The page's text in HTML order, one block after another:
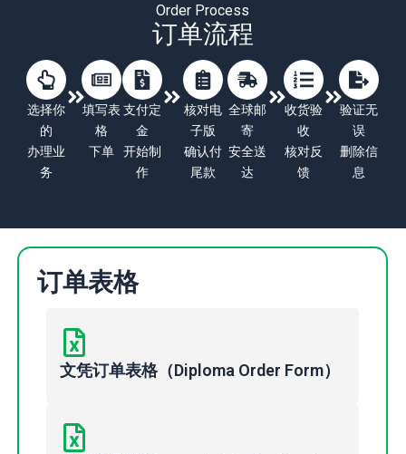
Order Process
订单流程
选择你
的
办理业
务
填写表
格
下单
支付定
金
开始制
作
核对电
子版
确认付
尾款
全球邮
寄
安全送
达
收货验
收
核对反
馈
验证无
误
删除信
息
订单表格
文凭订单表格（Diploma Order Form）